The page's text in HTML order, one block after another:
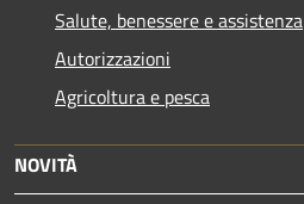
Salute, benessere e assistenza
Autorizzazioni
Agricoltura e pesca
NOVITÀ